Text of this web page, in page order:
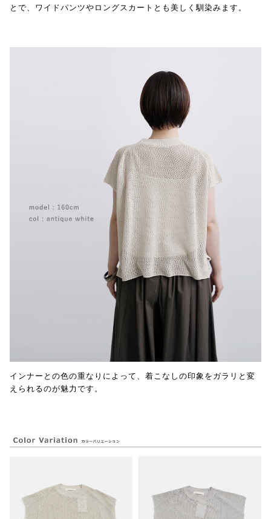
とで、ワイドパンツやロングスカートとも美しく馴染みます。
インナーとの色の重なりによって、着こなしの印象をガラリと変
えられるのが魅力です。